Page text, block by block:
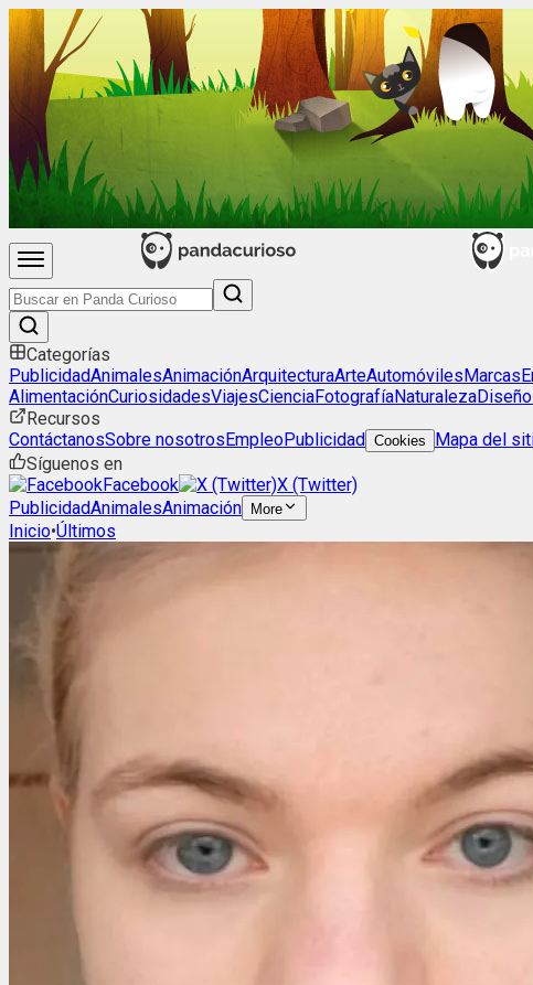
Categorías
PublicidadAnimalesAnimaciónArquitecturaArteAutomóvilesMarcas
AlimentaciónCuriosidadesViajesCienciaFotografíaNaturaleza
Recursos
ContáctanosSobre nosotrosEmpleoPublicidad Cookies Mapa del
Síguenos en
Facebook
X (Twitter)
PublicidadAnimalesAnimación More
Inicio•Últimos